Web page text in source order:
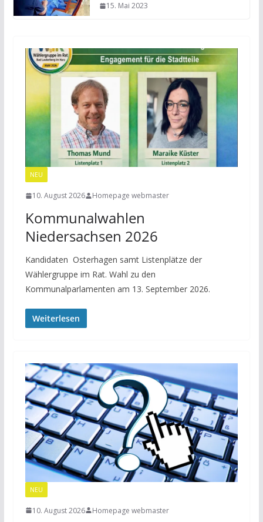
15. Mai 2023
NEU
10. August 2026 Homepage webmaster
Kommunalwahlen
Niedersachsen 2026
Kandidaten Osterhagen samt Listenplätze der
Wählergruppe im Rat. Wahl zu den
Kommunalparlamenten am 13. September 2026.
Weiterlesen
NEU
10. August 2026 Homepage webmaster